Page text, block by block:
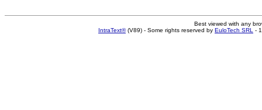
Best viewed with any
IntraText®(V89) - Some rights reserved by EuloTech SRL -